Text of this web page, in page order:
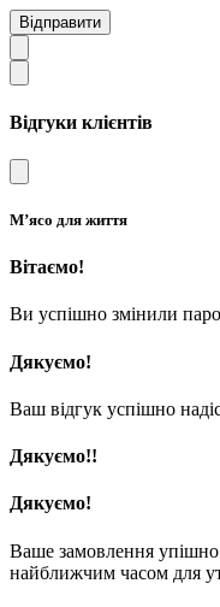
Відправити
Відгуки клієнтів
М’ясо для життя
Вітаємо!
Ви успішно змінили
Дякуємо!
Ваш відгук успішно
Дякуємо!!
Дякуємо!
Ваше замовлення
найближчим часом для